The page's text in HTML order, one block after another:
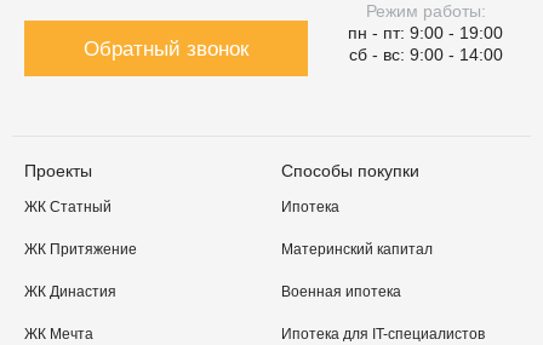
Обратный звонок
Режим работы:
пн - пт: 9:00 - 19:00
сб - вс: 9:00 - 14:00
Проекты
ЖК Статный
ЖК Притяжение
ЖК Династия
ЖК Мечта
Способы покупки
Ипотека
Материнский капитал
Военная ипотека
Ипотека для IT-специалистов